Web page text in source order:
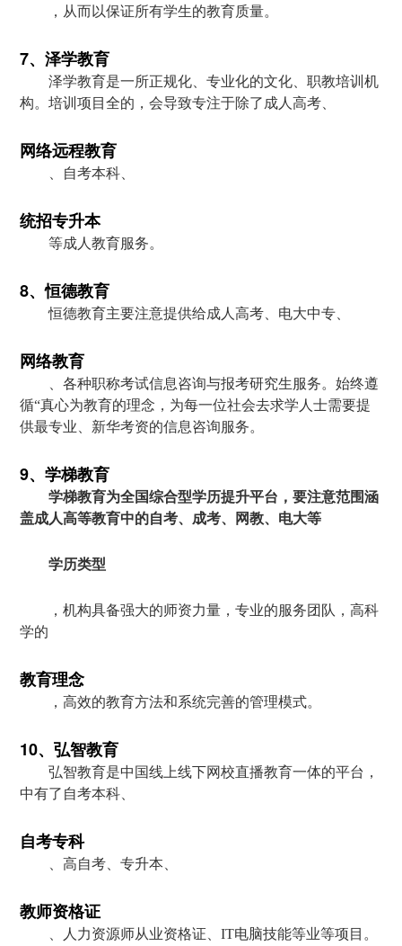
，从而以保证所有学生的教育质量。
7、泽学教育
泽学教育是一所正规化、专业化的文化、职教培训机
构。培训项目全的，会导致专注于除了成人高考、
网络远程教育
、自考本科、
统招专升本
等成人教育服务。
8、恒德教育
恒德教育主要注意提供给成人高考、电大中专、
网络教育
、各种职称考试信息咨询与报考研究生服务。始终遵
循“真心为教育的理念，为每一位社会去求学人士需要提
供最专业、新华考资的信息咨询服务。
9、学梯教育
学梯教育为全国综合型学历提升平台，要注意范围涵
盖成人高等教育中的自考、成考、网教、电大等
学历类型
，机构具备强大的师资力量，专业的服务团队，高科
学的
教育理念
，高效的教育方法和系统完善的管理模式。
10、弘智教育
弘智教育是中国线上线下网校直播教育一体的平台，
中有了自考本科、
自考专科
、高自考、专升本、
教师资格证
、人力资源师从业资格证、IT电脑技能等业等项目。